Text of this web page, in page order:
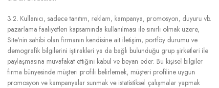
3.2. Kullanıcı, sadece tanıtım, reklam, kampanya, promosyon, duyuru vb.
pazarlama faaliyetleri kapsamında kullanılması ile sınırlı olmak üzere,
Site’nin sahibi olan firmanın kendisine ait iletişim, portföy durumu ve
demografik bilgilerini iştirakleri ya da bağlı bulunduğu grup şirketleri ile
paylaşmasına muvafakat ettiğini kabul ve beyan eder. Bu kişisel bilgiler
firma bünyesinde müşteri profili belirlemek, müşteri profiline uygun
promosyon ve kampanyalar sunmak ve istatistiksel çalışmalar yapmak